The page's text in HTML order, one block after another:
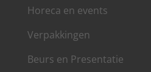
Horeca en events
Verpakkingen
Beurs en Presentatie